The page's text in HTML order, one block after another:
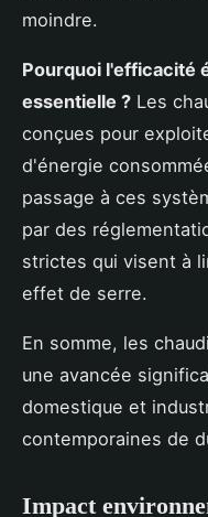
moindre.
Pourquoi l'efficacité
essentielle ? Les
conçues pour
d'énergie
passage à ces
par des
strictes qui visent à
effet de serre.
En somme, les
une avancée
domestique et
contemporaines de
Impact